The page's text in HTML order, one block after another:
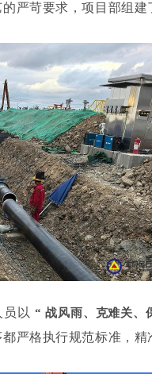
严苛要求，项目部组建
以 “ 战风雨、克难关、
严格执行规范标准，精